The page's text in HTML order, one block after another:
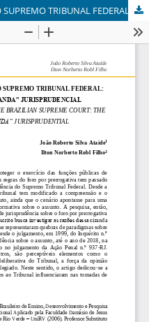
TRIBUNAL FEDERAL